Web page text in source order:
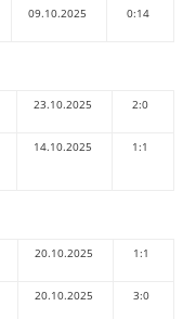
09.10.2025 0:14
23.10.2025 2:0
14.10.2025 1:1
20.10.2025 1:1
20.10.2025 3:0